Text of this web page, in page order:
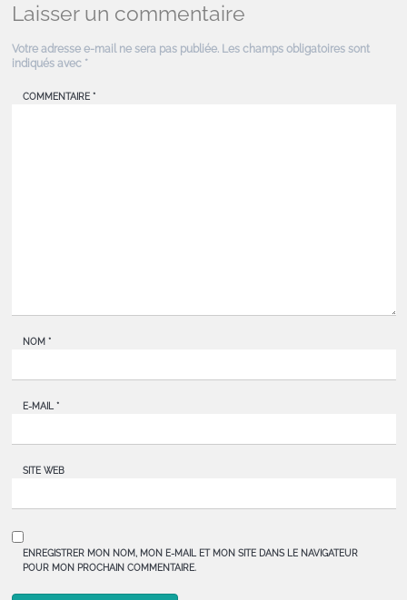
Laisser un commentaire
Votre adresse e-mail ne sera pas publiée. Les champs obligatoires sont
indiqués avec *
COMMENTAIRE *
NOM *
E-MAIL *
SITE WEB
ENREGISTRER MON NOM, MON E-MAIL ET MON SITE DANS LE NAVIGATEUR
POUR MON PROCHAIN COMMENTAIRE.